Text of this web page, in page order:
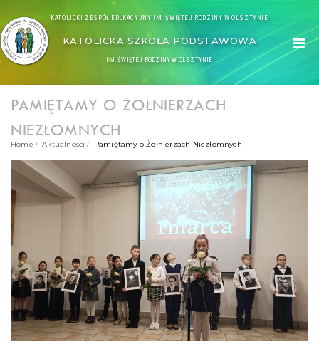
KATOLICKI ZESPÓŁ EDUKACYJNY IM. ŚWIĘTEJ RODZINY W OLSZTYNIE
KATOLICKA SZKOŁA PODSTAWOWA
IM. ŚWIĘTEJ RODZINY W OLSZTYNIE
PAMIĘTAMY O ŻOŁNIERZACH
NIEZŁOMNYCH
Home Aktualnosci Pamiętamy o Żołnierzach Niezłomnych